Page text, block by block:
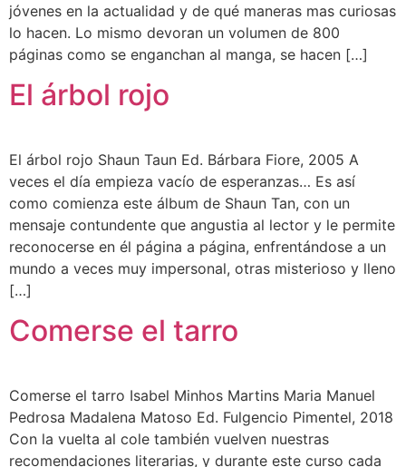
jóvenes en la actualidad y de qué maneras mas curiosas
lo hacen. Lo mismo devoran un volumen de 800
páginas como se enganchan al manga, se hacen […]
El árbol rojo
El árbol rojo Shaun Taun Ed. Bárbara Fiore, 2005 A
veces el día empieza vacío de esperanzas… Es así
como comienza este álbum de Shaun Tan, con un
mensaje contundente que angustia al lector y le permite
reconocerse en él página a página, enfrentándose a un
mundo a veces muy impersonal, otras misterioso y lleno
[…]
Comerse el tarro
Comerse el tarro Isabel Minhos Martins Maria Manuel
Pedrosa Madalena Matoso Ed. Fulgencio Pimentel, 2018
Con la vuelta al cole también vuelven nuestras
recomendaciones literarias, y durante este curso cada